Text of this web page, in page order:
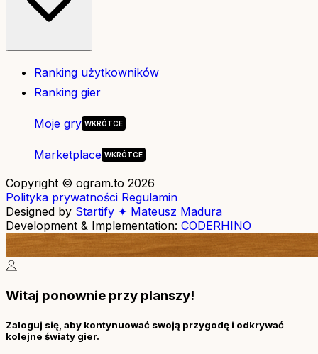
Ranking użytkowników
Ranking gier
Moje gry
Marketplace
Copyright © ogram.to 2026
Polityka prywatności Regulamin
Designed by Startify ✦ Mateusz Madura
Development & Implementation: CODERHINO
Witaj ponownie przy planszy!
Zaloguj się, aby kontynuować swoją przygodę i odkrywać
kolejne światy gier.